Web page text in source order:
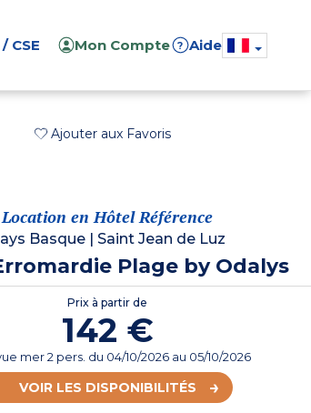
CSE Mon Compte ? Aide
Ajouter aux Favoris
Location en Hôtel Référence
Basque Saint Jean de Luz
Plage by Odalys
Prix à partir de
142 €
mer 2 pers. du 04/10/2026au 05/10/2026
VOIR LES DISPONIBILITÉS